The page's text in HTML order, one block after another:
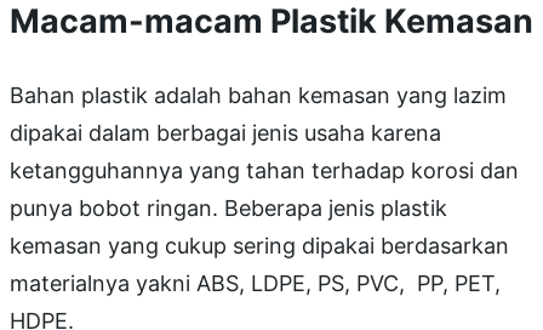
Macam-macam Plastik Kemasan
Bahan plastik adalah bahan kemasan yang lazim
dipakai dalam berbagai jenis usaha karena
ketangguhannya yang tahan terhadap korosi dan
punya bobot ringan. Beberapa jenis plastik
kemasan yang cukup sering dipakai berdasarkan
materialnya yakni ABS, LDPE, PS, PVC, PP, PET,
HDPE.